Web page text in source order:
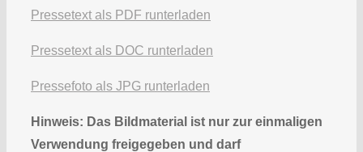
Pressetext als PDF runterladen
Pressetext als DOC runterladen
Pressefoto als JPG runterladen
Hinweis: Das Bildmaterial ist nur zur einmaligen
Verwendung freigegeben und darf